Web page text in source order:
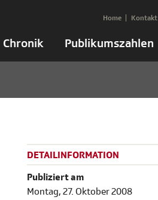
Chronik Publikumszahlen
Home Kontakt
DETAILINFORMATION
Publiziert am
Montag, 27. Oktober 2008